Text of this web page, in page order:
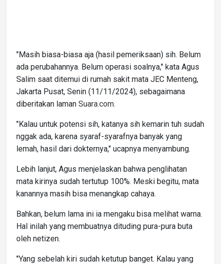
"Masih biasa-biasa aja (hasil pemeriksaan) sih. Belum
ada perubahannya. Belum operasi soalnya," kata Agus
Salim saat ditemui di rumah sakit mata JEC Menteng,
Jakarta Pusat, Senin (11/11/2024), sebagaimana
diberitakan laman Suara.com.
"Kalau untuk potensi sih, katanya sih kemarin tuh sudah
nggak ada, karena syaraf-syarafnya banyak yang
lemah, hasil dari dokternya," ucapnya menyambung.
Lebih lanjut, Agus menjelaskan bahwa penglihatan
mata kirinya sudah tertutup 100%. Meski begitu, mata
kanannya masih bisa menangkap cahaya.
Bahkan, belum lama ini ia mengaku bisa melihat warna.
Hal inilah yang membuatnya dituding pura-pura buta
oleh netizen.
"Yang sebelah kiri sudah ketutup banget. Kalau yang